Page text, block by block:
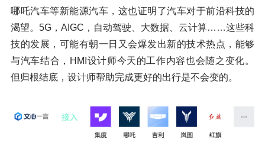
哪吒汽车等新能源汽车，这也证明了汽车对于前沿科技的
渴望。5G，AIGC，自动驾驶、大数据、云计算……这些科
技的发展，可能有朝一日又会爆发出新的技术热点，能够
与汽车结合，HMI设计师今天的工作内容也会随之变化。
但归根结底，设计师帮助完成更好的出行是不会变的。